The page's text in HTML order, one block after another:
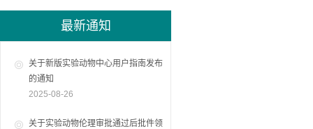
最新通知
关于新版实验动物中心用户指南发布
的通知
2025-08-26
关于实验动物伦理审批通过后批件领